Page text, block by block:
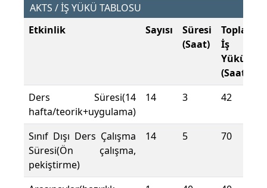
AKTS / İŞ YÜKÜ TABLOSU
Etkinlik
Sayısı
Süresi
(Saat)
Toplam
İş
Yükü
(Saat)
Ders Süresi(14
hafta/teorik+uygulama)
14 3 42
Sınıf Dışı Ders Çalışma
Süresi(Ön çalışma,
pekiştirme)
14 5 70